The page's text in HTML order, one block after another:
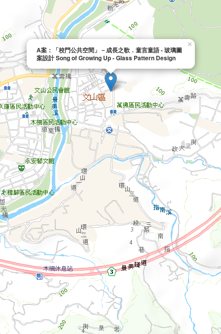
A案：「校門公共空間」－成長之歌．童言童語 - 玻璃圖
案設計 Song of Growing Up - Glass Pattern Design
×